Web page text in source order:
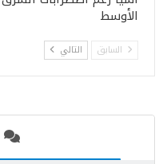
الأوسط
السابق التالي